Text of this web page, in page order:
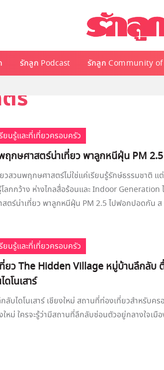
รักลูก Podcast รักลูก Community
ร์
ยนรู้และที่เที่ยวครอบครัว
ฤกษศาสตร์น่าเที่ยว พาลูกหนีฝุ่น PM
วสวนพฤกษศาสตร์ไม่ใช่แค่เรียนรู้รักษ์ธรรมชาติ แ
โลกกว้าง ห่างไกลสื่อร้อนและ Indoor Generation
ตร์น่าเที่ยว พาลูกหนีฝุ่น PM 2.5 ไปฟอกปอดกัน ส
ยนรู้และที่เที่ยวครอบครัว
ยว The Hidden Village หมู่บ้านลึกลับ
โนเสาร์
ลับไดโนเสาร์ เชียงใหม่ สถานที่ท่องเที่ยวสำหรับค
ใหม่ ใครจะรู้ว่ามีสถานที่ลึกลับซ่อนตัวอยู่กลางใจเมื